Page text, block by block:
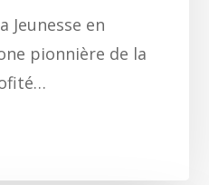
Jeunesse en
pionnière de la